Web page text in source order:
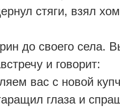
стяги, взял
до своего села.
и говорит:
вас с новой
глаза и